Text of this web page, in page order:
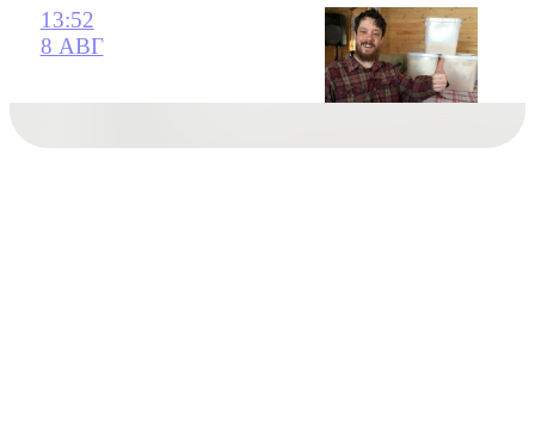
13:52
8 АВГ